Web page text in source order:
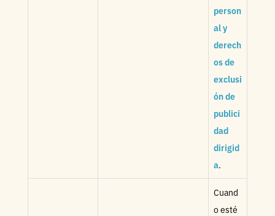
person
al y
derech
os de
exclusi
ón de
publici
dad
dirigid
a.
Cuand
o esté